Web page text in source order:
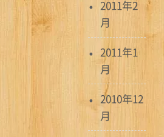
2011年2
月
2011年1
月
2010年12
月